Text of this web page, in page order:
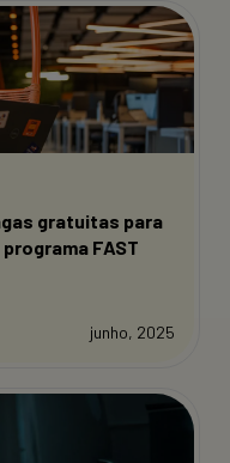
gratuitas para
FAST
junho, 2025